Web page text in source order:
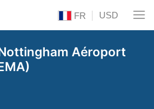
FR USD
Aéroport